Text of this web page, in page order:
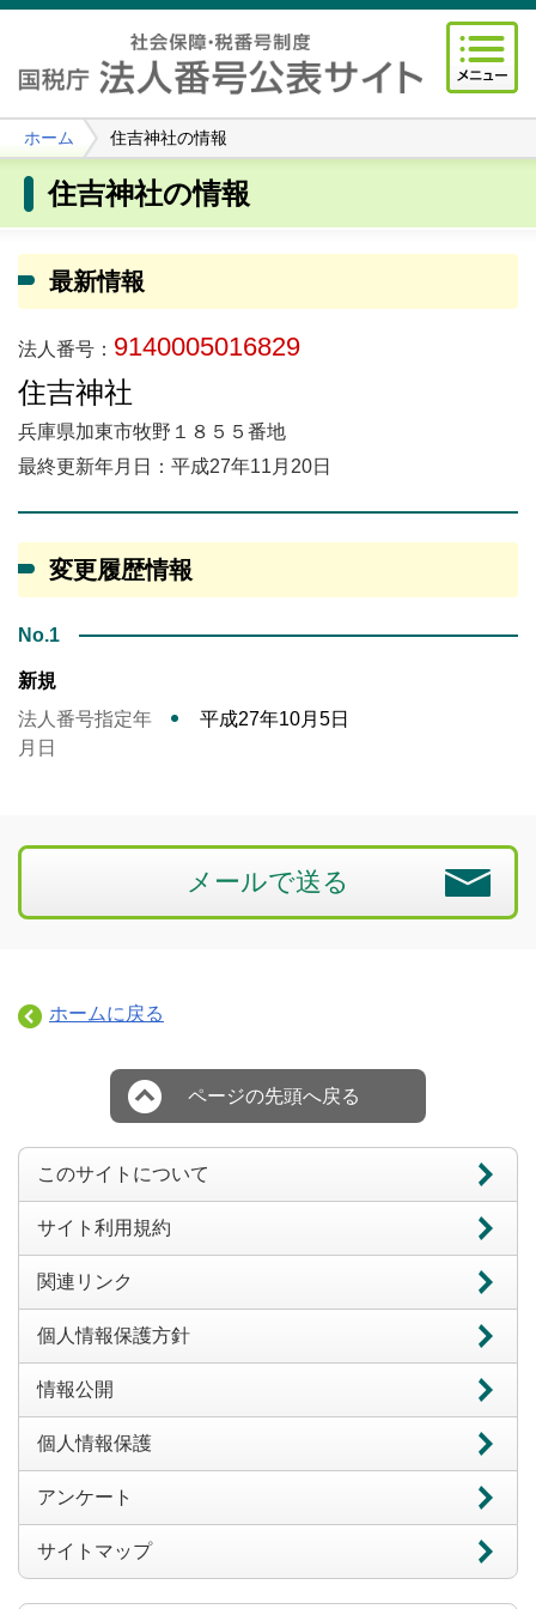
ホーム 住吉神社の情報
住吉神社の情報
最新情報
法人番号： 9140005016829
住吉神社
兵庫県加東市牧野１８５５番地
最終更新年月日：平成27年11月20日
変更履歴情報
No.1
新規
法人番号指定年
月日
平成27年10月5日
メールで送る
ホームに戻る
ページの先頭へ戻る
このサイトについて
サイト利用規約
関連リンク
個人情報保護方針
情報公開
個人情報保護
アンケート
サイトマップ